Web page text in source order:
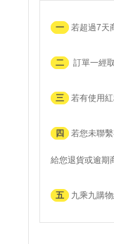
一 若超過7天
二 訂單一經
三 若有使用
四 若您未聯
給您退貨或逾期
五 九乘九購